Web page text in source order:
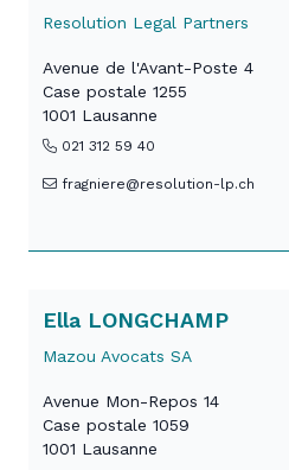
Resolution Legal Partners
Avenue de l'Avant-Poste 4
Case postale 1255
1001 Lausanne
021 312 59 40
fragniere@resolution-lp.ch
Ella LONGCHAMP
Mazou Avocats SA
Avenue Mon-Repos 14
Case postale 1059
1001 Lausanne